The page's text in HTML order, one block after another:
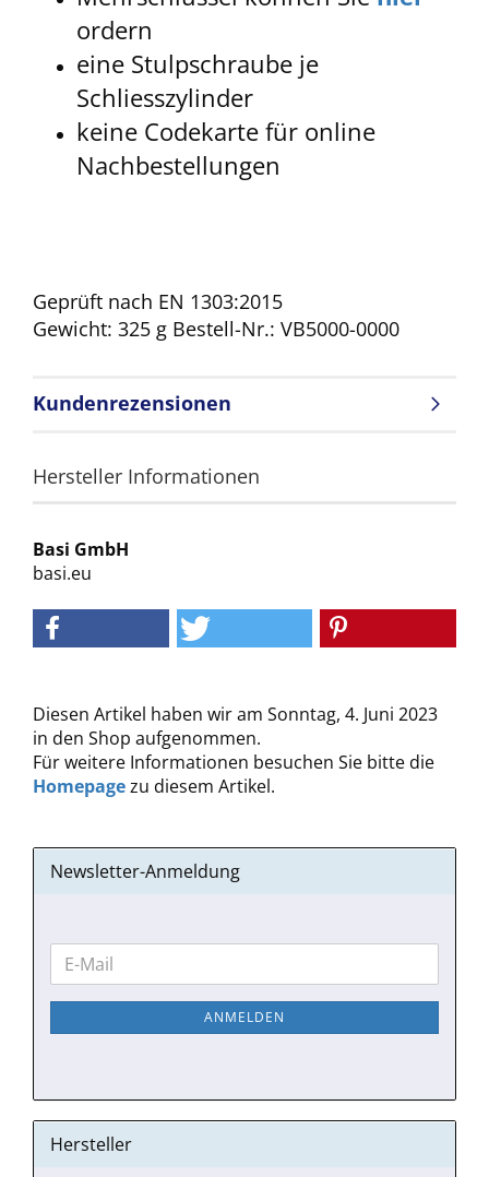
ordern
eine Stulpschraube je
Schliesszylinder
keine Codekarte für online
Nachbestellungen
Geprüft nach EN 1303:2015
Gewicht: 325 g Bestell-Nr.: VB5000-0000
Kundenrezensionen
Hersteller Informationen
Basi GmbH
basi.eu
Diesen Artikel haben wir am Sonntag, 4. Juni 2023
in den Shop aufgenommen.
Für weitere Informationen besuchen Sie bitte die
Homepagezu diesem Artikel.
Newsletter-Anmeldung
WEITER
ZUR
NEWSLETTER-
E-
Mail
ANMELDEN
Hersteller